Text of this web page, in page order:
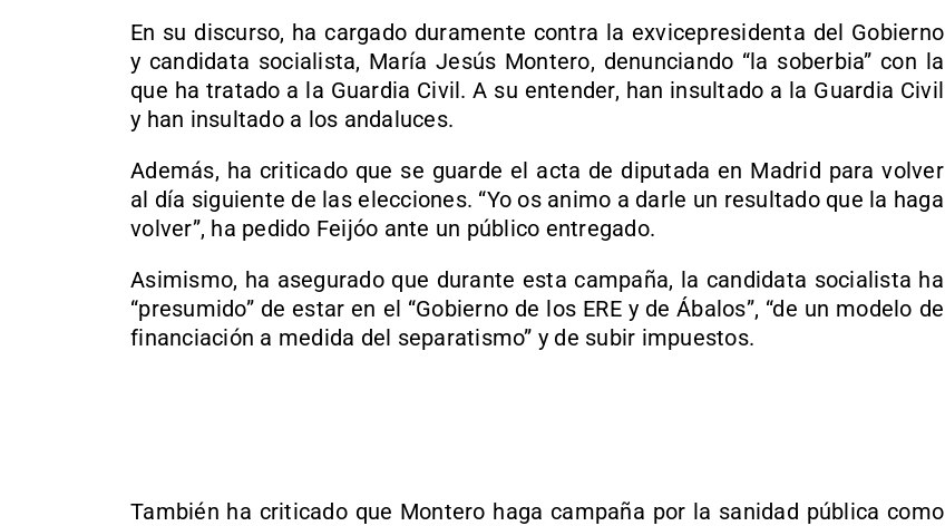
En su discurso, ha cargado duramente contra la exvicepresidenta del Gobierno
y candidata socialista, María Jesús Montero, denunciando “la soberbia” con la
que ha tratado a la Guardia Civil. A su entender, han insultado a la Guardia Civil
y han insultado a los andaluces.
Además, ha criticado que se guarde el acta de diputada en Madrid para volver
al día siguiente de las elecciones. “Yo os animo a darle un resultado que la haga
volver”, ha pedido Feijóo ante un público entregado.
Asimismo, ha asegurado que durante esta campaña, la candidata socialista ha
“presumido” de estar en el “Gobierno de los ERE y de Ábalos”, “de un modelo de
financiación a medida del separatismo” y de subir impuestos.
También ha criticado que Montero haga campaña por la sanidad pública como